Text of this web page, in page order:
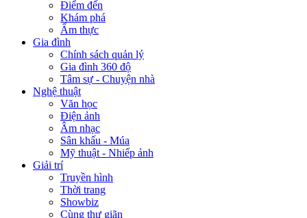
Điểm đến
Khám phá
Ẩm thực
Gia đình
Chính sách quản lý
Gia đình 360 độ
Tâm sự - Chuyện nhà
Nghệ thuật
Văn học
Điện ảnh
Âm nhạc
Sân khấu - Múa
Mỹ thuật - Nhiếp ảnh
Giải trí
Truyền hình
Thời trang
Showbiz
Cùng thư giãn